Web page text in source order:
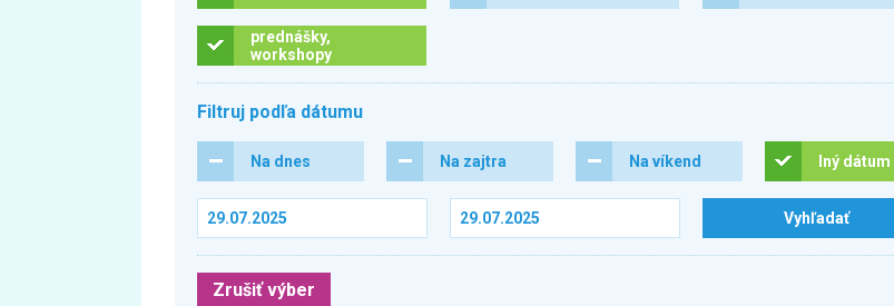
prednášky,
workshopy
Filtruj podľa dátumu
Na dnes Na zajtra Na víkend Iný dátum
Zrušiť výber